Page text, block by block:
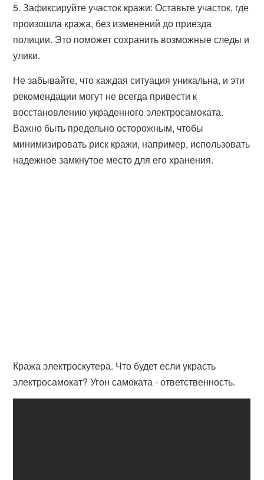
5. Зафиксируйте участок кражи: Оставьте участок, где
произошла кража, без изменений до приезда
полиции. Это поможет сохранить возможные следы и
улики.
Не забывайте, что каждая ситуация уникальна, и эти
рекомендации могут не всегда привести к
восстановлению украденного электросамоката.
Важно быть предельно осторожным, чтобы
минимизировать риск кражи, например, использовать
надежное замкнутое место для его хранения.
Кража электроскутера. Что будет если украсть
электросамокат? Угон самоката - ответственность.